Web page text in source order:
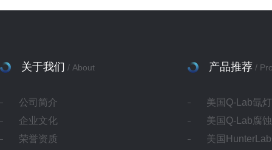
关于我们 / About
公司简介
企业文化
荣誉资质
产品推荐 /
美国Q-Lab氙
美国Q-Lab腐
美国